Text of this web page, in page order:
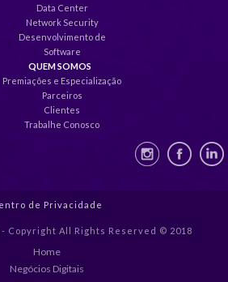
Data Center
Network Security
Desenvolvimento de
Software
QUEM SOMOS
Premiações e Especialização
Parceiros
Clientes
Trabalhe Conosco
de Privacidade
- Copyright All Rights Reserved © 2018
Home
Negócios Digitais